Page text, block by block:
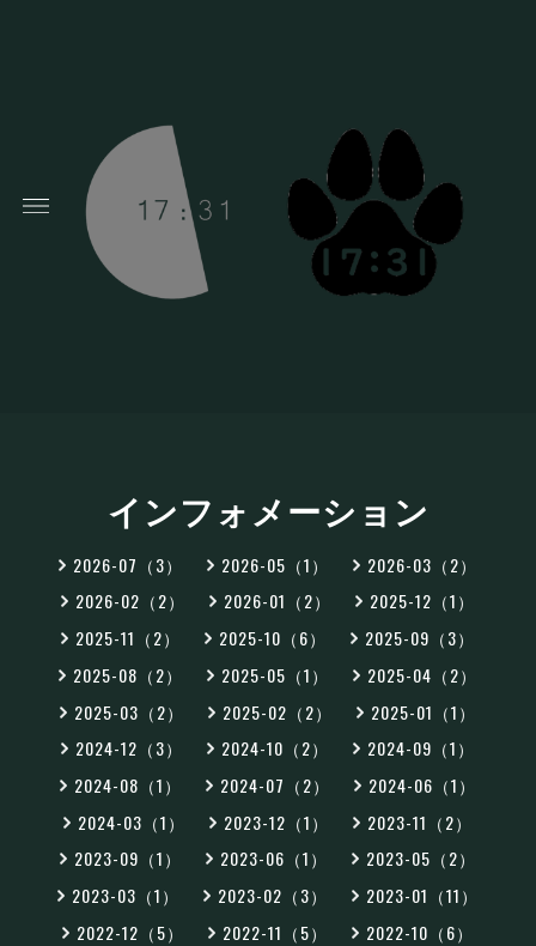
インフォメーション
2026-07（3） 2026-05（1）
2026-03（2）
2026-02（2）
2026-01（2）
2025-12（1）
2025-11（2）
2025-10（6）
2025-09（3）
2025-08（2）
2025-05（1）
2025-04（2）
2025-03（2）
2025-02（2）
2025-01（1）
2024-12（3）
2024-10（2）
2024-09（1）
2024-08（1）
2024-07（2）
2024-06（1）
2024-03（1）
2023-12（1）
2023-11（2）
2023-09（1）
2023-06（1）
2023-05（2）
2023-03（1）
2023-02（3）
2023-01（11）
2022-12（5）
2022-11（5）
2022-10（6）